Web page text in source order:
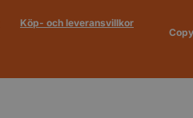
Köp- och leveransvillkor